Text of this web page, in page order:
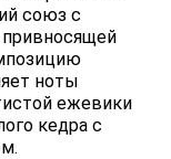
союз с
привносящей
ноты
ежевики
кедра с